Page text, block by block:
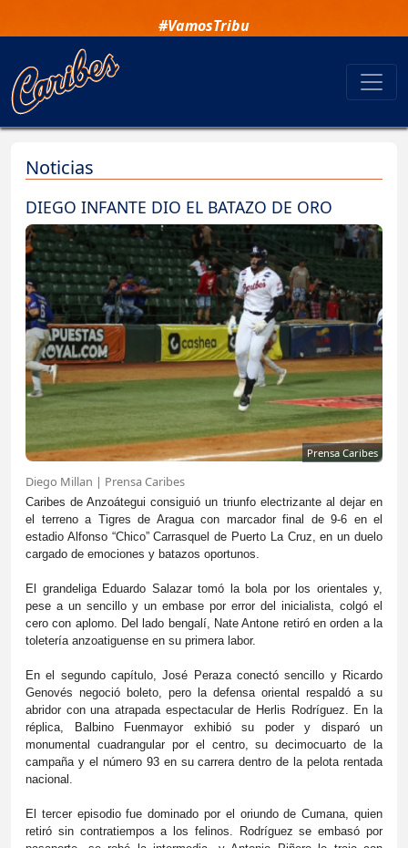
#VamosTribu
Noticias
DIEGO INFANTE DIO EL BATAZO DE ORO
Prensa Caribes
Diego Millan | Prensa Caribes
Caribes de Anzoátegui consiguió un triunfo electrizante al dejar en
el terreno a Tigres de Aragua con marcador final de 9-6 en el
estadio Alfonso “Chico” Carrasquel de Puerto La Cruz, en un duelo
cargado de emociones y batazos oportunos.
El grandeliga Eduardo Salazar tomó la bola por los orientales y,
pese a un sencillo y un embase por error del inicialista, colgó el
cero con aplomo. Del lado bengalí, Nate Antone retiró en orden a la
toletería anzoatiguense en su primera labor.
En el segundo capítulo, José Peraza conectó sencillo y Ricardo
Genovés negoció boleto, pero la defensa oriental respaldó a su
abridor con una atrapada espectacular de Herlis Rodríguez. En la
réplica, Balbino Fuenmayor exhibió su poder y disparó un
monumental cuadrangular por el centro, su decimocuarto de la
campaña y el número 93 en su carrera dentro de la pelota rentada
nacional.
El tercer episodio fue dominado por el oriundo de Cumana, quien
retiró sin contratiempos a los felinos. Rodríguez se embasó por